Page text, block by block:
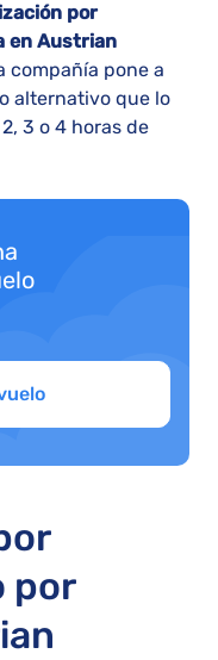
por
en Austrian
compañía pone a
alternativo que lo
3 o 4 horas de
por